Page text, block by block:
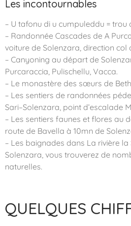
Les incontournables
– U tafonu di u cumpuleddu = trou
– Randonnée Cascades de A
voiture de Solenzara, direction col
– Canyoning au départ de
Purcaraccia, Pulischellu, Vacca.
– Le monastère des sœurs de
– Les sentiers de randonnées
Sari–Solenzara, point d’escalade
– Les sentiers faunes et flores au
route de Bavella à 10mn de
– Les baignades dans La rivière
Solenzara, vous trouverez de
naturelles.
QUELQUES